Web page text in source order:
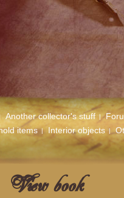
Another collector's stuff
items
Interior objects
View book